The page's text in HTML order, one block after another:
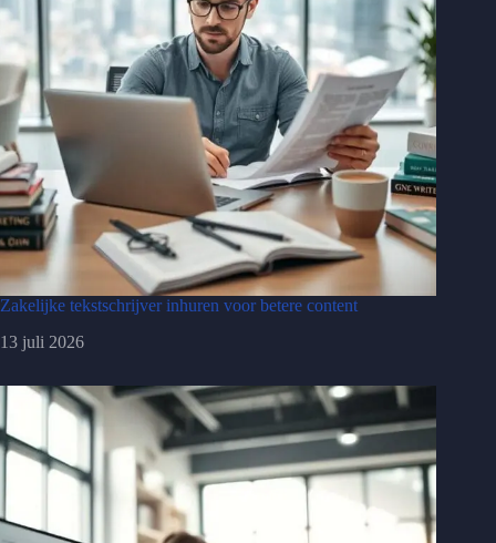
Zakelijke tekstschrijver inhuren voor betere content
13 juli 2026